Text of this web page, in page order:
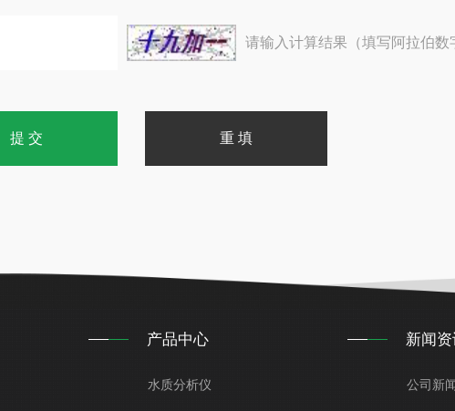
请输入计算结果（填写阿拉伯数
产品中心
水质分析仪
新闻
公司新